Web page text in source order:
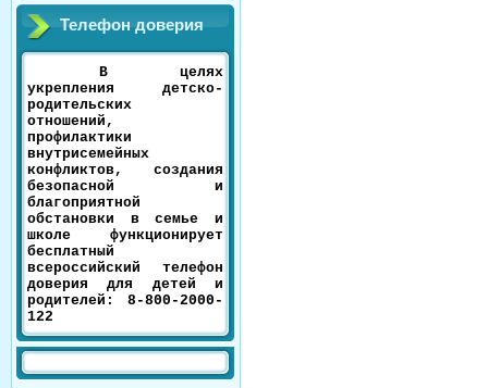
Телефон доверия
В целях
укрепления детско-
родительских
отношений,
профилактики
внутрисемейных
конфликтов, создания
безопасной и
благоприятной
обстановки в семье и
школе функционирует
бесплатный
всероссийский телефон
доверия для детей и
родителей: 8-800-2000-
122